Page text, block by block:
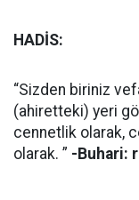
HADİS:
“Sizden biriniz
(ahiretteki) yeri
cennetlik olarak,
olarak. ” -Buhari: